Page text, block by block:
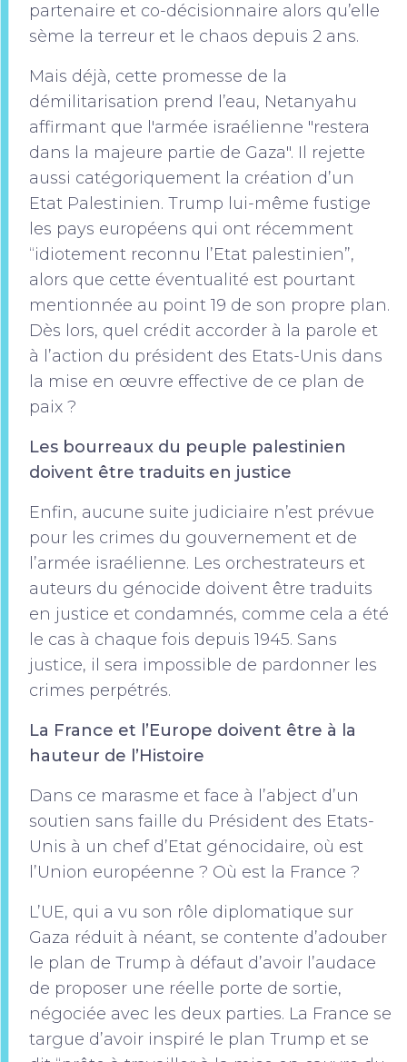
partenaire et co-décisionnaire alors qu’elle
sème la terreur et le chaos depuis 2 ans.
Mais déjà, cette promesse de la
démilitarisation prend l’eau, Netanyahu
affirmant que l'armée israélienne "restera
dans la majeure partie de Gaza". Il rejette
aussi catégoriquement la création d’un
Etat Palestinien. Trump lui-même fustige
les pays européens qui ont récemment
“idiotement reconnu l’Etat palestinien”,
alors que cette éventualité est pourtant
mentionnée au point 19 de son propre plan.
Dès lors, quel crédit accorder à la parole et
à l’action du président des Etats-Unis dans
la mise en œuvre effective de ce plan de
paix ?
Les bourreaux du peuple palestinien
doivent être traduits en justice
Enfin, aucune suite judiciaire n’est prévue
pour les crimes du gouvernement et de
l’armée israélienne. Les orchestrateurs et
auteurs du génocide doivent être traduits
en justice et condamnés, comme cela a été
le cas à chaque fois depuis 1945. Sans
justice, il sera impossible de pardonner les
crimes perpétrés.
La France et l’Europe doivent être à la
hauteur de l’Histoire
Dans ce marasme et face à l’abject d’un
soutien sans faille du Président des Etats-
Unis à un chef d’Etat génocidaire, où est
l’Union européenne ? Où est la France ?
L’UE, qui a vu son rôle diplomatique sur
Gaza réduit à néant, se contente d’adouber
le plan de Trump à défaut d’avoir l’audace
de proposer une réelle porte de sortie,
négociée avec les deux parties. La France se
targue d’avoir inspiré le plan Trump et se